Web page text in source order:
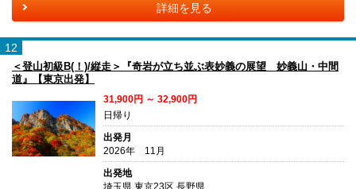
詳細を見る
12
＜登山初級B(！)/縦走＞『奇岩が立ち並ぶ表妙義の展望 妙義山・中間
道』【東京出発】
31,900円 ～ 32,900円
日帰り
出発月
2026年 11月
出発地
埼玉県 東京23区 長野県